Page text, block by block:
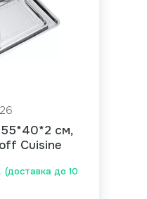
(доставка до 10
55*40*2 см,
Cuisine